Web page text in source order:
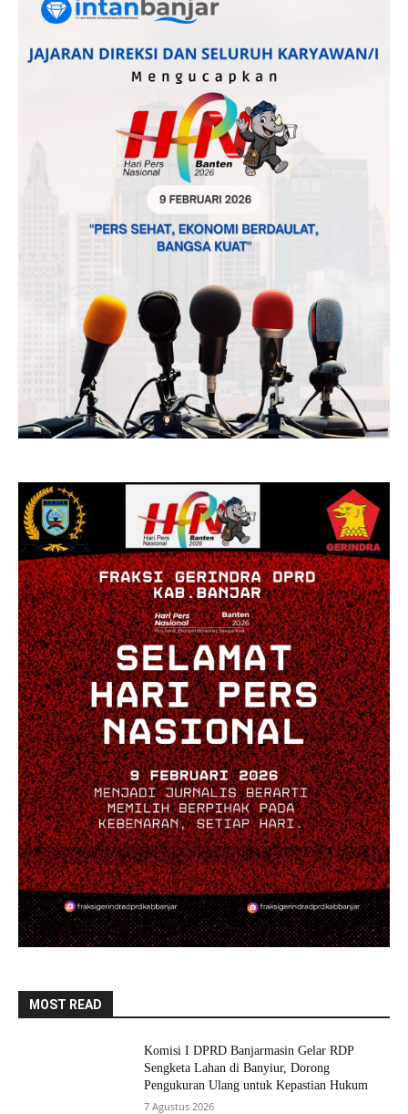
MOST READ
Komisi I DPRD Banjarmasin Gelar RDP
Sengketa Lahan di Banyiur, Dorong
Pengukuran Ulang untuk Kepastian Hukum
7 Agustus 2026